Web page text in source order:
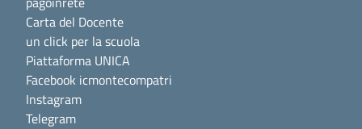
Carta del Docente
un click per la scuola
Piattaforma UNICA
Facebook icmontecompatri
Instagram
Telegram